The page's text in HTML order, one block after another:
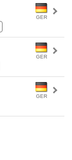
GER
GER
GER